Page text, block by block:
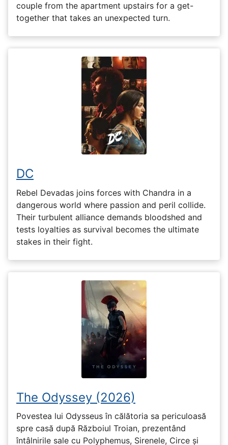
couple from the apartment upstairs for a get-
together that takes an unexpected turn.
DC
Rebel Devadas joins forces with Chandra in a
dangerous world where passion and peril collide.
Their turbulent alliance demands bloodshed and
tests loyalties as survival becomes the ultimate
stakes in their fight.
The Odyssey (2026)
Povestea lui Odysseus în călătoria sa periculoasă
spre casă după Războiul Troian, prezentând
întâlnirile sale cu Polyphemus, Sirenele, Circe și